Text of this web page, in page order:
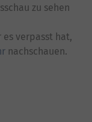
zu sehen
es verpasst hat,
nachschauen.